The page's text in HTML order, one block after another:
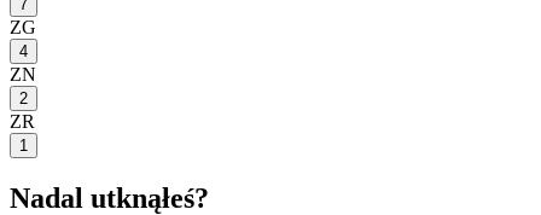
7
ZG
4
ZN
2
ZR
1
Nadal utknąłeś?